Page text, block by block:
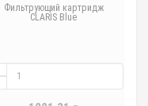
Фильтрующий картридж
CLARIS Blue